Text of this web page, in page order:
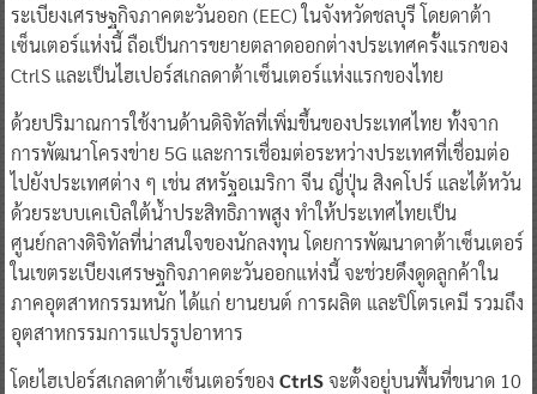
ระเบียงเศรษฐกิจภาคตะวันออก (EEC) ในจังหวัดชลบุรี โดยดาต้า
เซ็นเตอร์แห่งนี้ ถือเป็นการขยายตลาดออกต่างประเทศครั้งแรกของ
CtrlS และเป็นไฮเปอร์สเกลดาต้าเซ็นเตอร์แห่งแรกของไทย
ด้วยปริมาณการใช้งานด้านดิจิทัลที่เพิ่มขึ้นของประเทศไทย ทั้งจาก
การพัฒนาโครงข่าย 5G และการเชื่อมต่อระหว่างประเทศที่เชื่อมต่อ
ไปยังประเทศต่าง ๆ เช่น สหรัฐอเมริกา จีน ญี่ปุ่น สิงคโปร์ และไต้หวัน
ด้วยระบบเคเบิลใต้น้ำประสิทธิภาพสูง ทำให้ประเทศไทยเป็น
ศูนย์กลางดิจิทัลที่น่าสนใจของนักลงทุน โดยการพัฒนาดาต้าเซ็นเตอร์
ในเขตระเบียงเศรษฐกิจภาคตะวันออกแห่งนี้ จะช่วยดึงดูดลูกค้าใน
ภาคอุตสาหกรรมหนัก ได้แก่ ยานยนต์ การผลิต และปิโตรเคมี รวมถึง
อุตสาหกรรมการแปรรูปอาหาร
โดยไฮเปอร์สเกลดาต้าเซ็นเตอร์ของ CtrlSจะตั้งอยู่บนพื้นที่ขนาด 10